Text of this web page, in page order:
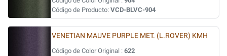
Código de Producto: VCD-BLVC-904
VENETIAN MAUVE PURPLE MET. (L.ROVER) KMH
Código de Color Original : 622